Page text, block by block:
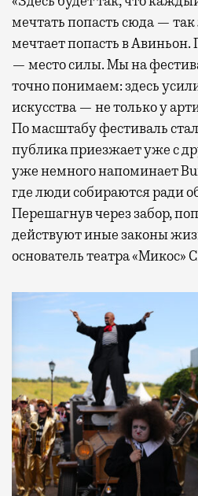
мечтать попасть сюда —
мечтает попасть в
— место силы. Мы на
точно понимаем: здесь
искусства — не только у
По масштабу фестиваль
публика приезжает уже с
уже немного напоминает
где люди собираются ради
Перешагнув через забор,
действуют иные законы
основатель театра «Микос»